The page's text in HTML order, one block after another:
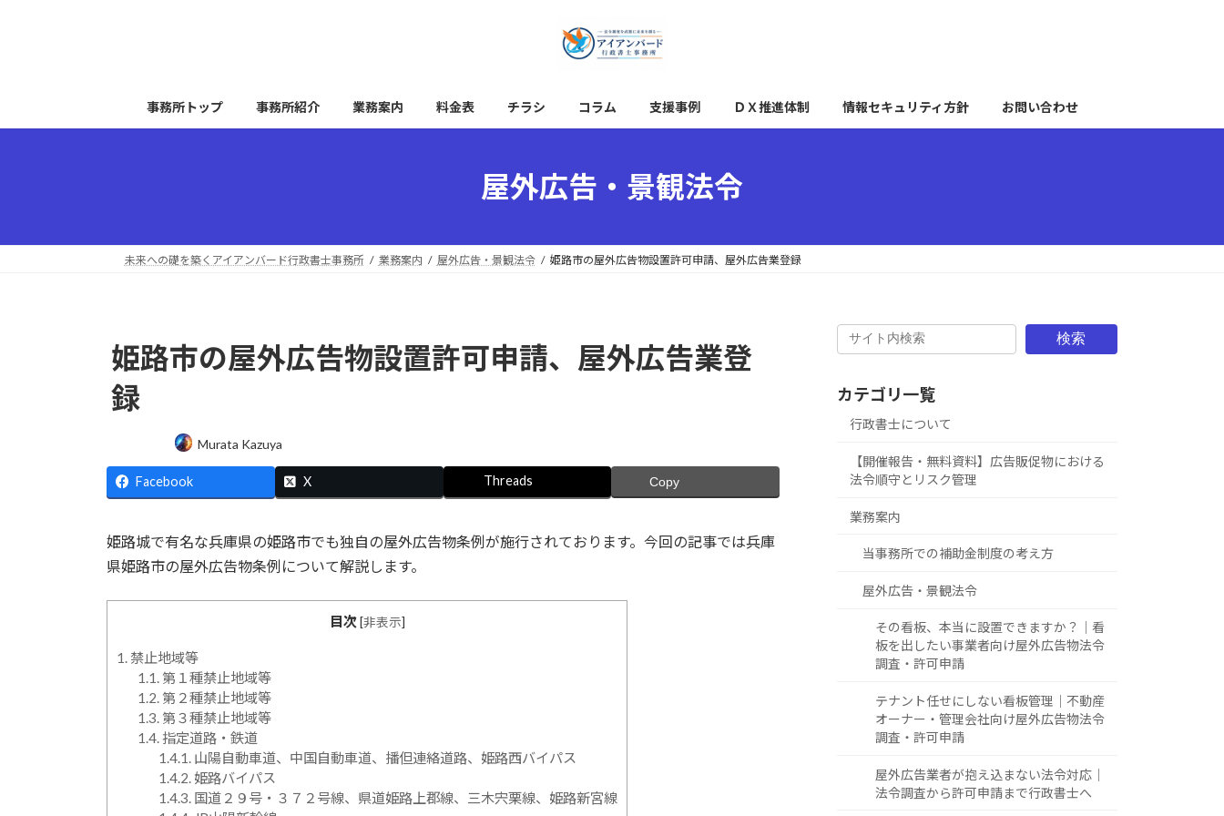
事務所トップ 事務所紹介 業務案内 料金表 チラシ コラム 支援事例 ＤＸ推進体制 情報セキュリティ方針 お問い合わせ
屋外広告・景観法令
未来への礎を築くアイアンバード行政書士事務所 業務案内 屋外広告・景観法令 姫路市の屋外広告物設置許可申請、屋外広告業登録
姫路市の屋外広告物設置許可申請、屋外広告業登
録
最
更
新
:
Murata Kazuya
Facebook X Threads Copy
姫路城で有名な兵庫県の姫路市でも独自の屋外広告物条例が施行されております。今回の記事では兵庫
県姫路市の屋外広告物条例について解説します。
目次 [非表示]
1. 禁止地域等
1.1.第１種禁止地域等
1.2.第２種禁止地域等
1.3.第３種禁止地域等
1.4.指定道路・鉄道
1.4.1.山陽自動車道、中国自動車道、播但連絡道路、姫路西バイパス
1.4.2.姫路バイパス
1.4.3.国道２９号・３７２号線、県道姫路上郡線、三木宍栗線、姫路新宮線
検索
カテゴリ一覧
行政書士について
【開催報告・無料資料】広告販促物における
法令順守とリスク管理
業務案内
当事務所での補助金制度の考え方
屋外広告・景観法令
その看板、本当に設置できますか？｜看
板を出したい事業者向け屋外広告物法令
調査・許可申請
テナント任せにしない看板管理｜不動産
オーナー・管理会社向け屋外広告物法令
調査・許可申請
屋外広告業者が抱え込まない法令対応｜
法令調査から許可申請まで行政書士へ